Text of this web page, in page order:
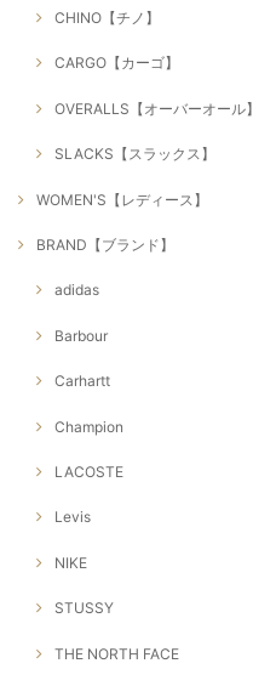
CHINO【チノ】
CARGO【カーゴ】
OVERALLS【オーバーオール】
SLACKS【スラックス】
WOMEN'S【レディース】
BRAND【ブランド】
adidas
Barbour
Carhartt
Champion
LACOSTE
Levis
NIKE
STUSSY
THE NORTH FACE